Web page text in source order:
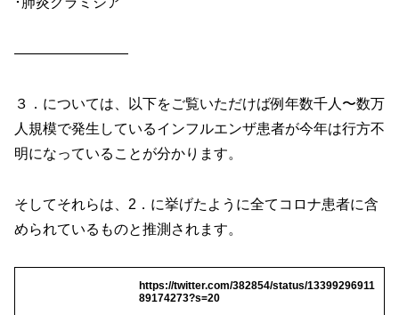
————————
３．については、以下をご覧いただけば例年数千人〜数万
人規模で発生しているインフルエンザ患者が今年は行方不
明になっていることが分かります。
そしてそれらは、2．に挙げたように全てコロナ患者に含
められているものと推測されます。
https://twitter.com/382854/status/13399296911
89174273?s=20